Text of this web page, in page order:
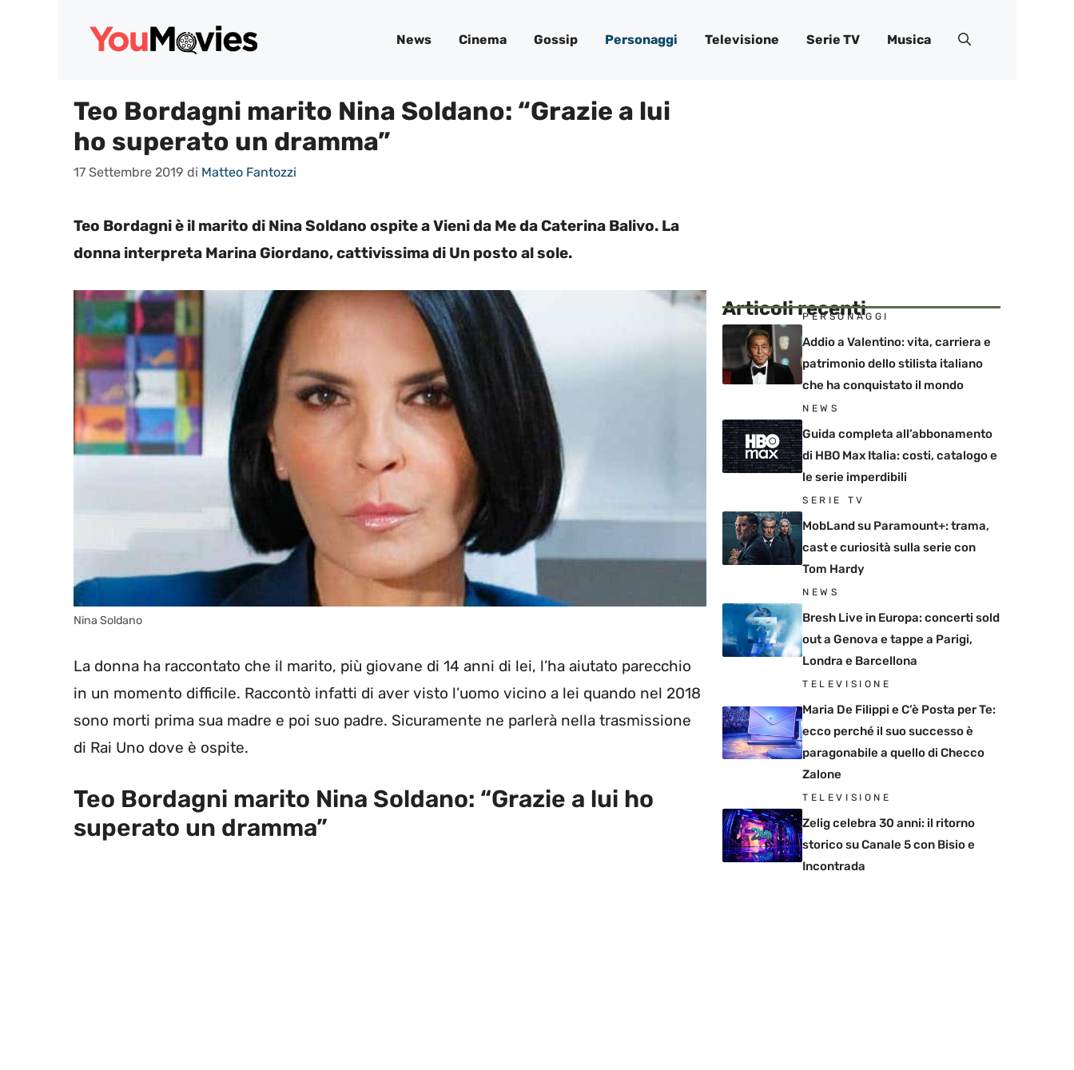
News Cinema Gossip Personaggi Televisione Serie TV Musica
Teo Bordagni marito Nina Soldano: “Grazie a lui
ho superato un dramma”
17 Settembre 2019 di Matteo Fantozzi
Teo Bordagni è il marito di Nina Soldano ospite a Vieni da Me da Caterina Balivo. La
donna interpreta Marina Giordano, cattivissima di Un posto al sole.
Nina Soldano
La donna ha raccontato che il marito, più giovane di 14 anni di lei, l’ha aiutato parecchio
in un momento difficile. Raccontò infatti di aver visto l’uomo vicino a lei quando nel 2018
sono morti prima sua madre e poi suo padre. Sicuramente ne parlerà nella trasmissione
di Rai Uno dove è ospite.
Teo Bordagni marito Nina Soldano: “Grazie a lui ho
superato un dramma”
Articoli recenti
PERSONAGGI
Addio a Valentino: vita, carriera e
patrimonio dello stilista italiano
che ha conquistato il mondo
NEWS
Guida completa all’abbonamento
di HBO Max Italia: costi, catalogo e
le serie imperdibili
SERIE TV
MobLand su Paramount+: trama,
cast e curiosità sulla serie con
Tom Hardy
NEWS
Bresh Live in Europa: concerti sold
out a Genova e tappe a Parigi,
Londra e Barcellona
TELEVISIONE
Maria De Filippi e C’è Posta per Te:
ecco perché il suo successo è
paragonabile a quello di Checco
Zalone
TELEVISIONE
Zelig celebra 30 anni: il ritorno
storico su Canale 5 con Bisio e
Incontrada